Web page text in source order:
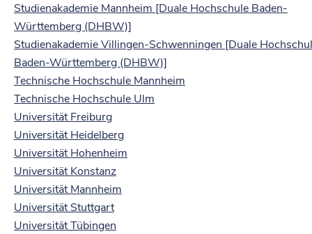
Studienakademie Mannheim [Duale Hochschule Baden-
Württemberg (DHBW)]
Studienakademie Villingen-Schwenningen [Duale
Baden-Württemberg (DHBW)]
Technische Hochschule Mannheim
Technische Hochschule Ulm
Universität Freiburg
Universität Heidelberg
Universität Hohenheim
Universität Konstanz
Universität Mannheim
Universität Stuttgart
Universität Tübingen